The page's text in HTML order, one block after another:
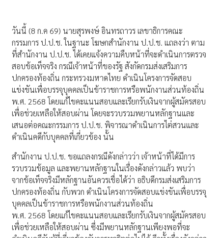
วันนี้ (8 ก.ค 69) นายสุรพงษ์ อินทรถาวร เลขาธิการคณะ
กรรมการ ป.ป.ช. ในฐานะ โฆษกสำนักงาน ป.ป.ช. แถลงว่า ตาม
ที่สำนักงาน ป.ป.ช. ได้เคยแจ้งความคืบหน้าที่จะดำเนินการตรวจ
สอบข้อเท็จจริง กรณีเจ้าหน้าที่ของรัฐ สังกัดกรมส่งเสริมการ
ปกครองท้องถิ่น กระทรวงมหาดไทย ดำเนินโครงการจัดสอบ
แข่งขันเพื่อบรรจุบุคคลเป็นข้าราชการหรือพนักงานส่วนท้องถิ่น
พ.ศ. 2568 โดยแก้ไขคะแนนสอบและเรียกรับเงินจากผู้สมัครสอบ
เพื่อช่วยเหลือให้สอบผ่าน โดยจะรวบรวมพยานหลักฐานและ
เสนอต่อคณะกรรมการ ป.ป.ช. พิจารณาดำเนินการไต่สวนและ
ดำเนินคดีกับบุคคลที่เกี่ยวข้อง นั้น
สำนักงาน ป.ป.ช. ขอแถลงกรณีดังกล่าวว่า เจ้าหน้าที่ได้มีการ
รวบรวมข้อมูล และพยานหลักฐานในเรื่องดังกล่าวแล้ว พบว่า
จากข้อเท็จจริงมีหลักฐานอันควรเชื่อได้ว่า อธิบดีกรมส่งเสริมการ
ปกครองท้องถิ่น กับพวก ดำเนินโครงการจัดสอบแข่งขันเพื่อบรรจุ
บุคคลเป็นข้าราชการหรือพนักงานส่วนท้องถิ่น
พ.ศ. 2568 โดยแก้ไขคะแนนสอบและเรียกรับเงินจากผู้สมัครสอบ
เพื่อช่วยเหลือให้สอบผ่าน ซึ่งมีพยานหลักฐานเพียงพอที่จะ